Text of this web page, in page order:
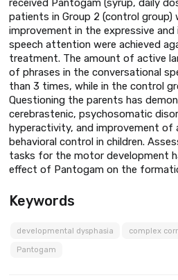
received Pantogam (syrup, daily
patients in Group 2 (control group)
improvement in the expressive and
speech attention were achieved
treatment. The amount of active
of phrases in the conversational
than 3 times, while in the control
Questioning the parents has
cerebrastenic, psychosomatic
hyperactivity, and improvement of
behavioral control in children.
tasks for the motor development
effect of Pantogam on the
Keywords
developmental dysphasia complex
Pantogam